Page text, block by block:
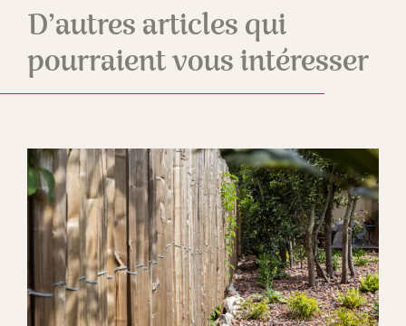
D’autres articles qui
pourraient vous intéresser